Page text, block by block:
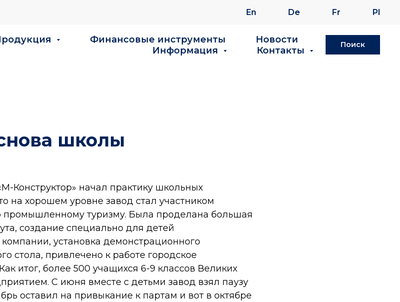
En De Fr Pl
Финансовые инструменты
Новости
Информация
Контакты
Поиск
школы
Конструктор» начал практику школьных
на хорошем уровне завод стал участником
промышленному туризму. Была проделана большая
создание специально для детей
установка демонстрационного
стола, привлечено к работе городское
итог, более 500 учащихся 6-9 классов Великих
С июня вместе с детьми завод взял паузу
оставил на привыкание к партам и вот в октябре